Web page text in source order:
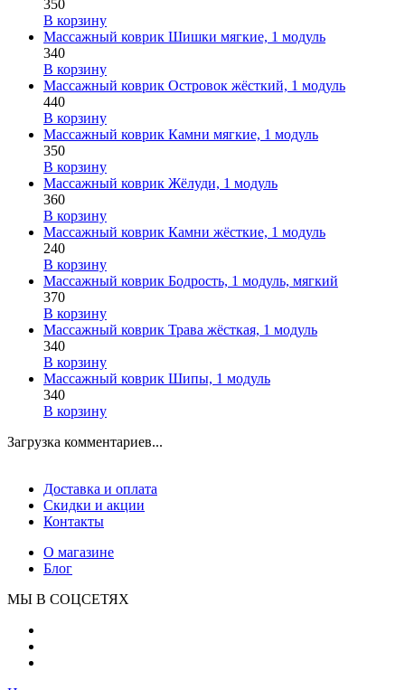
350
В корзину
Массажный коврик Шишки мягкие, 1 модуль
340
В корзину
Массажный коврик Островок жёсткий, 1 модуль
440
В корзину
Массажный коврик Камни мягкие, 1 модуль
350
В корзину
Массажный коврик Жёлуди, 1 модуль
360
В корзину
Массажный коврик Камни жёсткие, 1 модуль
240
В корзину
Массажный коврик Бодрость, 1 модуль, мягкий
370
В корзину
Массажный коврик Трава жёсткая, 1 модуль
340
В корзину
Массажный коврик Шипы, 1 модуль
340
В корзину
Загрузка комментариев...
Доставка и оплата
Скидки и акции
Контакты
О магазине
Блог
МЫ В СОЦСЕТЯХ